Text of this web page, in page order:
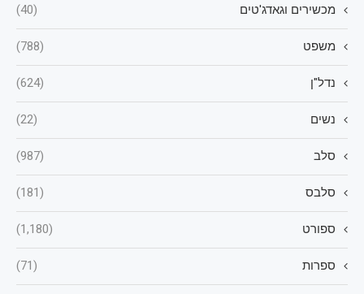
מכשירים וגאדג'טים (40)
משפט (788)
נדל"ן (624)
נשים (22)
סלב (987)
סלבס (181)
ספורט (1,180)
ספרות (71)